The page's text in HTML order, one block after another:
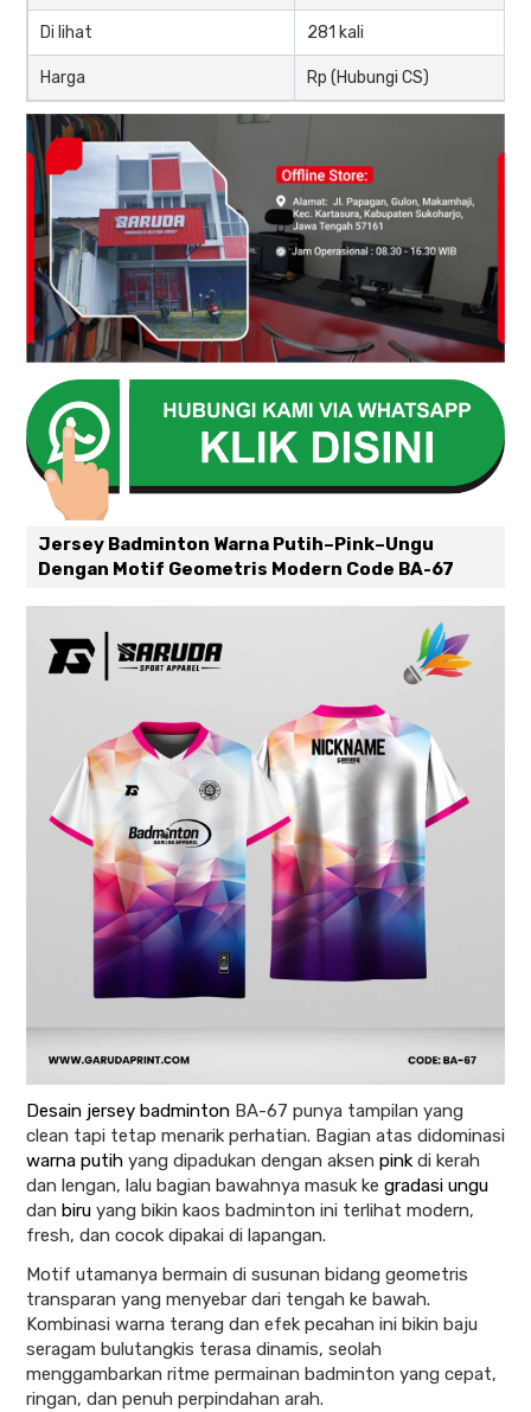
Di lihat 281 kali
Harga Rp (Hubungi CS)
Jersey Badminton Warna Putih–Pink–Ungu
Dengan Motif Geometris Modern Code BA-67
Desain jersey badminton BA-67 punya tampilan yang
clean tapi tetap menarik perhatian. Bagian atas didominasi
warna putih yang dipadukan dengan aksen pink di kerah
dan lengan, lalu bagian bawahnya masuk ke gradasi ungu
dan biru yang bikin kaos badminton ini terlihat modern,
fresh, dan cocok dipakai di lapangan.
Motif utamanya bermain di susunan bidang geometris
transparan yang menyebar dari tengah ke bawah.
Kombinasi warna terang dan efek pecahan ini bikin baju
seragam bulutangkis terasa dinamis, seolah
menggambarkan ritme permainan badminton yang cepat,
ringan, dan penuh perpindahan arah.